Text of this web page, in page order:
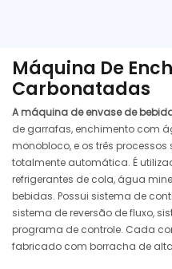
Máquina De
Carbonatadas
A máquina de envase de
de garrafas, enchimento com
monobloco, e os três
totalmente automática. É
refrigerantes de cola, água
bebidas. Possui sistema de
sistema de reversão de fluxo,
programa de controle. Cada
fabricado com borracha de